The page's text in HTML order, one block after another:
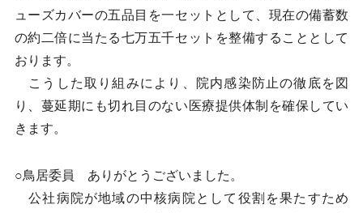
ューズカバーの五品目を一セットとして、現在の備蓄数
の約二倍に当たる七万五千セットを整備することとして
おります。
こうした取り組みにより、院内感染防止の徹底を図
り、蔓延期にも切れ目のない医療提供体制を確保してい
きます。
○鳥居委員 ありがとうございました。
公社病院が地域の中核病院として役割を果たすため